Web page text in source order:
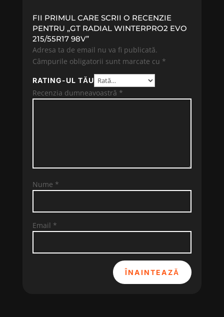
FII PRIMUL CARE SCRII O RECENZIE
PENTRU „GT RADIAL WINTERPRO2 EVO
215/55R17 98V”
Adresa ta de email nu va fi publicată.
Câmpurile obligatorii sunt marcate cu *
RATING-UL TĂU
Recenzia dumneavoastră *
Nume *
Email *
ÎNAINTEAZĂ